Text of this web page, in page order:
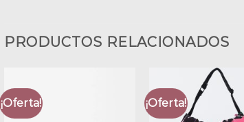
PRODUCTOS RELACIONADOS
¡Oferta! ¡Oferta!